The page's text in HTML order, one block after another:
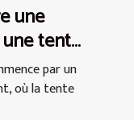
une
tente
par un
où la tente